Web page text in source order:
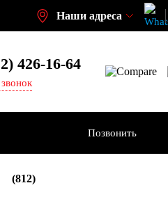
Наши адреса
426-16-64
(812)
Позвонить